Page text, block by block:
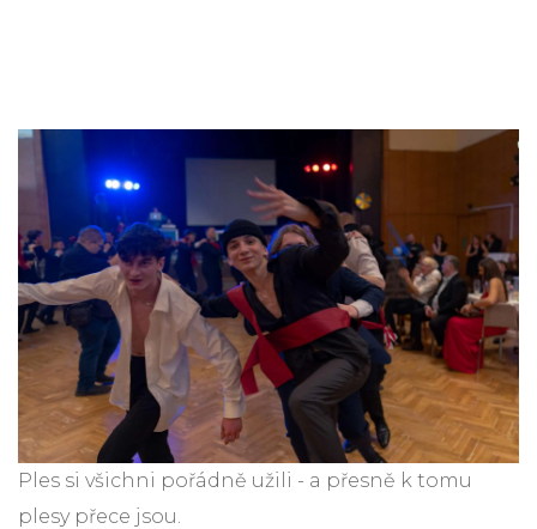
Ples si všichni pořádně užili - a přesně k tomu
plesy přece jsou.